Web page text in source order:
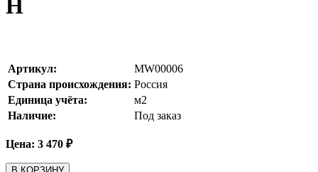
Н
Артикул:
MW00006
Страна происхождения: Россия
Единица учёта:
м2
Наличие:
Под заказ
Цена: 3 470 ₽